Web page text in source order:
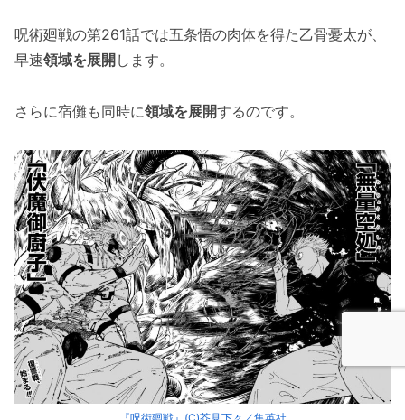
呪術廻戦の第261話では五条悟の肉体を得た乙骨憂太が、
早速領域を展開 します。
さらに宿儺も同時に領域を展開するのです。